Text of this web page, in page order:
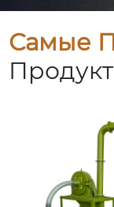
Самые